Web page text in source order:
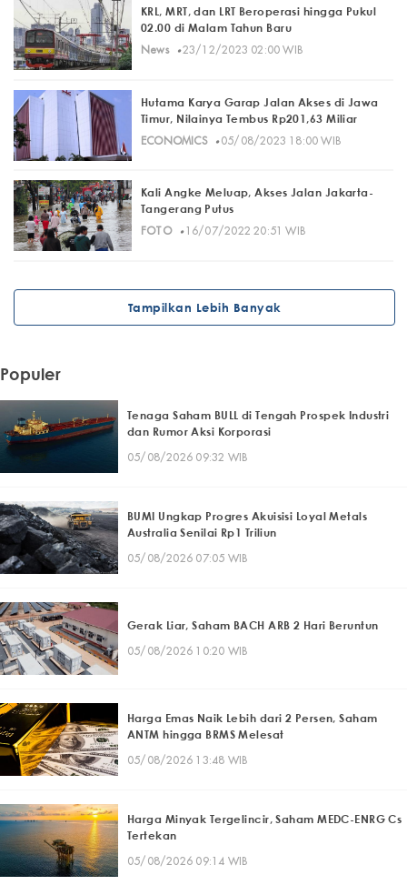
KRL, MRT, dan LRT Beroperasi hingga Pukul
02.00 di Malam Tahun Baru
News· 23/12/2023 02:00 WIB
Hutama Karya Garap Jalan Akses di Jawa
Timur, Nilainya Tembus Rp201,63 Miliar
ECONOMICS· 05/08/2023 18:00 WIB
Kali Angke Meluap, Akses Jalan Jakarta-
Tangerang Putus
FOTO· 16/07/2022 20:51 WIB
Tampilkan Lebih Banyak
Populer
Tenaga Saham BULL di Tengah Prospek Industri
dan Rumor Aksi Korporasi
05/08/2026 09:32 WIB
BUMI Ungkap Progres Akuisisi Loyal Metals
Australia Senilai Rp1 Triliun
05/08/2026 07:05 WIB
Gerak Liar, Saham BACH ARB 2 Hari Beruntun
05/08/2026 10:20 WIB
Harga Emas Naik Lebih dari 2 Persen, Saham
ANTM hingga BRMS Melesat
05/08/2026 13:48 WIB
Harga Minyak Tergelincir, Saham MEDC-ENRG Cs
Tertekan
05/08/2026 09:14 WIB